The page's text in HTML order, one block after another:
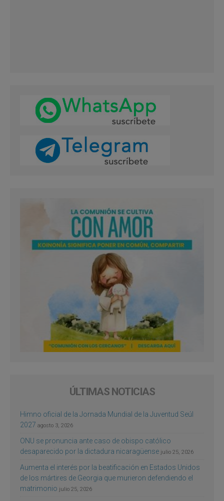
ÚLTIMAS NOTICIAS
Himno oficial de la Jornada Mundial de la Juventud Seúl
2027 agosto 3, 2026
ONU se pronuncia ante caso de obispo católico
desaparecido por la dictadura nicaragüense julio 25, 2026
Aumenta el interés por la beatificación en Estados Unidos
de los mártires de Georgia que murieron defendiendo el
matrimonio julio 25, 2026